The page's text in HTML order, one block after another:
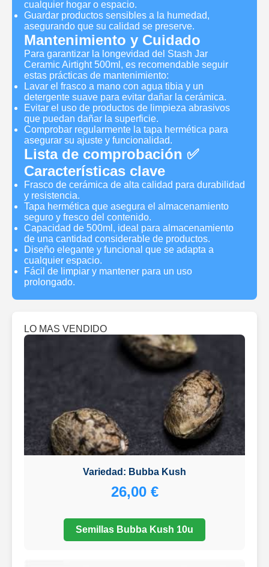
cualquier hogar o espacio.
Guardar productos sensibles a la humedad,
asegurando que su calidad se preserve.
Mantenimiento y Cuidado
Para garantizar la longevidad del Stash Jar
Ceramic Airtight 500ml, es recomendable seguir
estas prácticas de mantenimiento:
Lavar el frasco a mano con agua tibia y un
detergente suave para evitar dañar la cerámica.
Evitar el uso de productos de limpieza abrasivos
que puedan dañar la superficie.
Comprobar regularmente la tapa hermética para
asegurar su ajuste y funcionalidad.
Lista de comprobación ✅
Características clave
Frasco de cerámica de alta calidad para durabilidad
y resistencia.
Tapa hermética que asegura el almacenamiento
seguro y fresco del contenido.
Capacidad de 500ml, ideal para almacenamiento
de una cantidad considerable de productos.
Diseño elegante y funcional que se adapta a
cualquier espacio.
Fácil de limpiar y mantener para un uso
prolongado.
LO MAS VENDIDO
Variedad: Bubba Kush
26,00 €
Semillas Bubba Kush 10u